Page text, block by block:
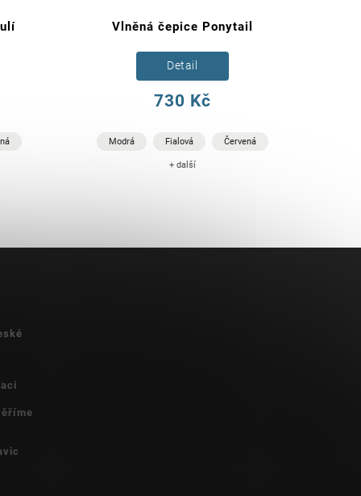
Vlněná čepice Ponytail
730 Kč
Detail
Modrá Fialová Červená
+ další